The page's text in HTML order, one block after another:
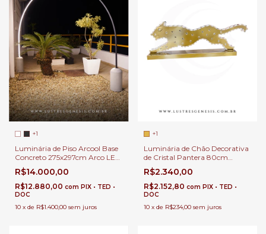
+1
Luminária de Piso Arcool Base
Concreto 275x297cm Arco LED
3000K com 8500Lm | Design
Iluminação Minimalista e
Sofisticada
R$14.000,00
R$12.880,00 com PIX • TED •
DOC
10 x de R$1.400,00 sem juros
+1
Luminária de Chão Decorativa
de Cristal Pantera 80cm
Dourada Para Sala de Estar,
Escritórios e Hall de Entrada
R$2.340,00
R$2.152,80 com PIX • TED •
DOC
10 x de R$234,00 sem juros